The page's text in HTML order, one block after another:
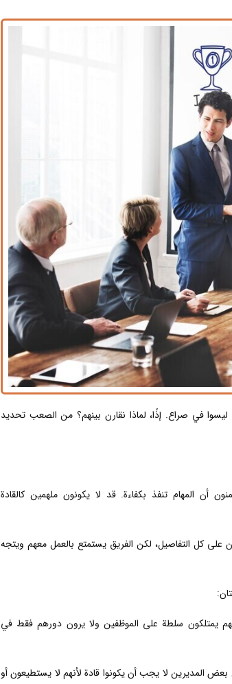
ليسوا في صراع. إذًا، لماذا نقارن بينهم؟ من الصعب تحديد
أن المهام تنفذ بكفاءة. قد لا يكونون ملهمين كالقادة
على كل التفاصيل، لكن الفريق يستمتع بالعمل معهم ويتجه
يمتلكون سلطة على الموظفين ولا يرون دورهم فقط في
المديرين لا يجب أن يكونوا قادة لأنهم لا يستطيعون أو